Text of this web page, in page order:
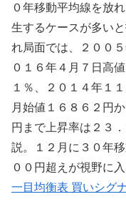
０年移動平均線を放
生するケースが多い
れ局面では、２００
０１６年４月７日高
１％、２０１４年１
月始値１６８６２円
円まで上昇率は２３
説。１２月に３０年
００円超えが視野に
一目均衡表 買いシグ